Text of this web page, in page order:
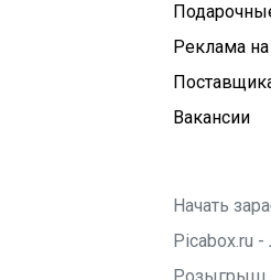
Реклама на
Вакансии
Начать
Picabox.ru